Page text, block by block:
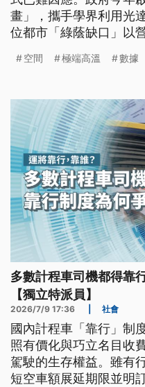
畫」，攜手學界利用光
位都市「綠蔭缺口」以
防範路樹倒伏風險。透
空間 極端高溫 數據
多數計程車司機都得靠
【獨立特派員】
2026/7/9 17:36 社會
國內計程車「靠行」制
照有價化與巧立名目收
駕駛的生存權益。雖有
短空車額展延期限並明